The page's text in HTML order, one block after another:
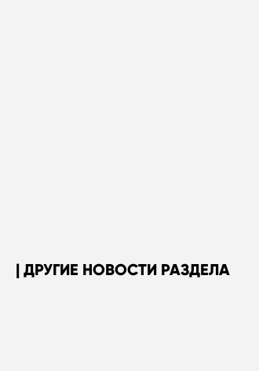
ДРУГИЕ НОВОСТИ РАЗДЕЛА